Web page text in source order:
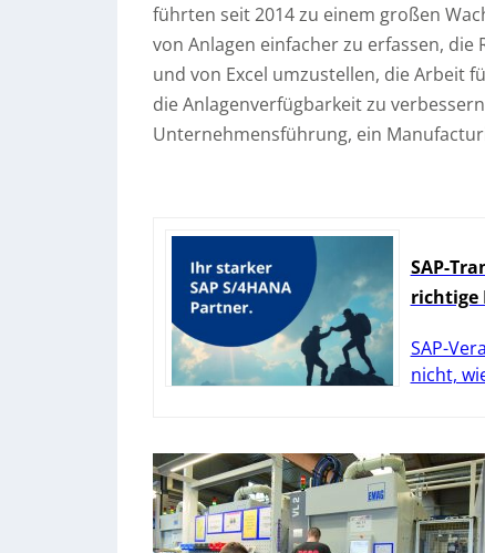
führten seit 2014 zu einem großen
von Anlagen einfacher zu erfassen,
und von Excel umzustellen, die Arbeit
die Anlagenverfügbarkeit zu
Unternehmensführung, ein
SAP-
richtige
SAP-
nicht,